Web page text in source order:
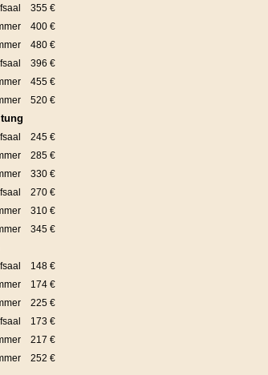
355 €
400 €
480 €
396 €
455 €
520 €
245 €
285 €
330 €
270 €
310 €
345 €
148 €
174 €
225 €
173 €
217 €
252 €